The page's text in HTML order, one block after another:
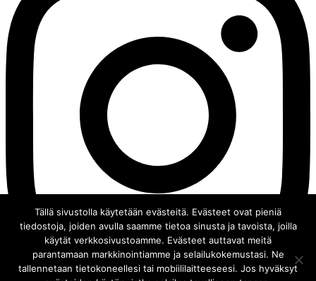
Tällä sivustolla käytetään evästeitä. Evästeet ovat pieniä
tiedostoja, joiden avulla saamme tietoa sinusta ja tavoista, joilla
käytät verkkosivustoamme. Evästeet auttavat meitä
parantamaan markkinointiamme ja selailukokemustasi. Ne
tallennetaan tietokoneellesi tai mobiililaitteeseesi. Jos hyväksyt